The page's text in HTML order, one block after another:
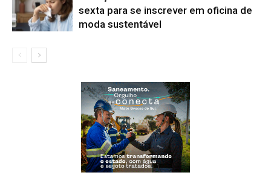
sexta para se inscrever em oficina de
moda sustentável